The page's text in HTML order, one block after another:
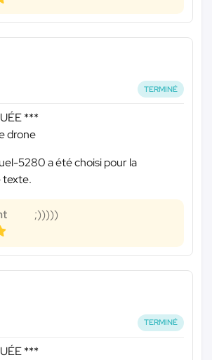
TERMINÉ
***
drone
5280 a été choisi pour la
texte.
;)))))
TERMINÉ
***